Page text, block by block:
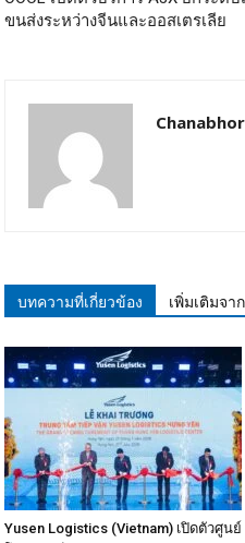
ขนส่งระหว่างจีนและออสเตรเลีย
บทความที่เกี่ยวข้อง เพิ่มเติมจา
Yusen Logistics (Vietnam) เปิดตัวศูนย์